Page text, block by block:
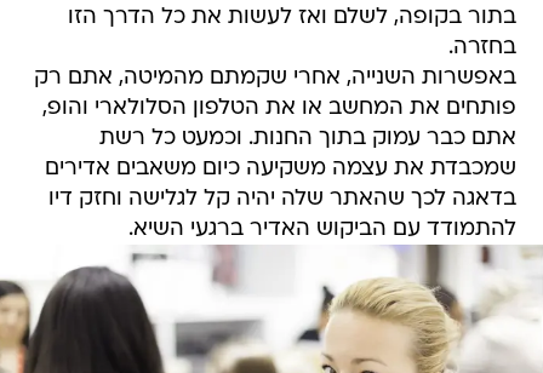
בתור בקופה, לשלם ואז לעשות את כל הדרך הזו
בחזרה.
באפשרות השנייה, אחרי שקמתם מהמיטה, אתם רק
פותחים את המחשב או את הטלפון הסלולארי והופ,
אתם כבר עמוק בתוך החנות. וכמעט כל רשת
שמכבדת את עצמה משקיעה כיום משאבים אדירים
בדאגה לכך שהאתר שלה יהיה קל לגלישה וחזק דיו
להתמודד עם הביקוש האדיר ברגעי השיא.